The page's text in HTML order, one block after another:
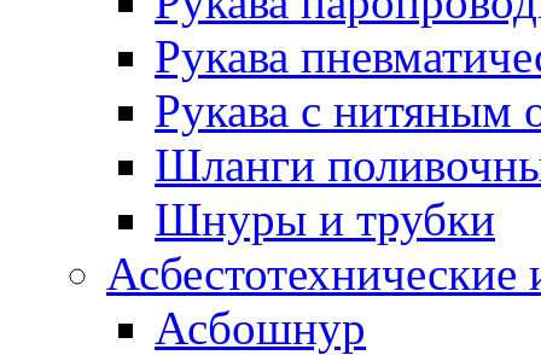
Рукава
Рукава с нитяным
Шланги
Шнуры и трубки
Асбестотехнические
Асбошнур